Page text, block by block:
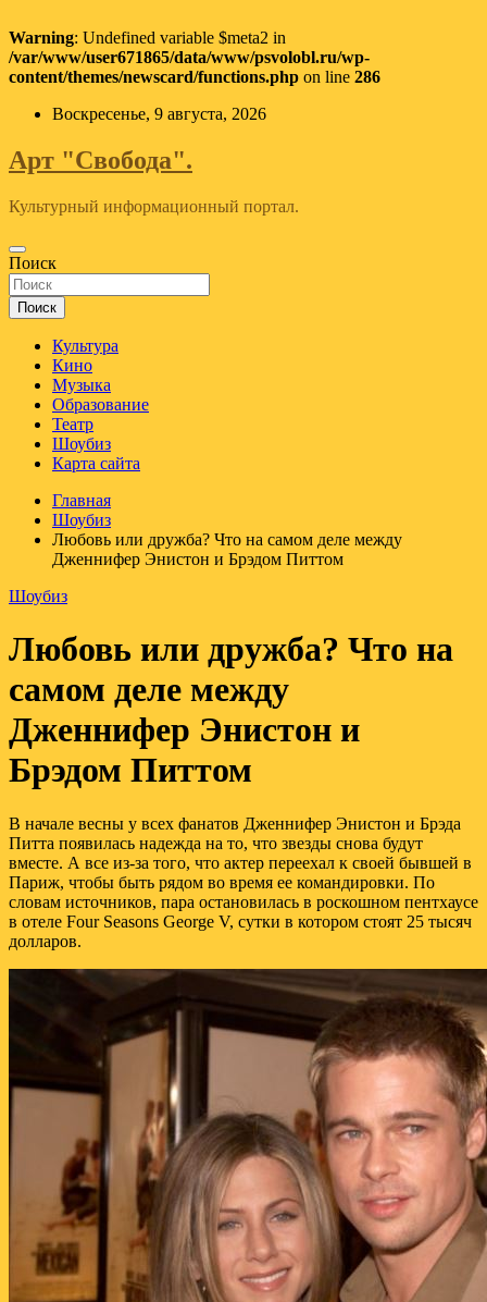
Warning: Undefined variable $meta2 in
/var/www/user671865/data/www/psvolobl.ru/wp-
content/themes/newscard/functions.php on line 286
Перейти
содержимому
Воскресенье, 9 августа, 2026
Арт "Свобода".
Культурный информационный портал.
Поиск
Поиск
Культура
Кино
Музыка
Образование
Театр
Шоубиз
Карта сайта
Главная
Шоубиз
Любовь или дружба? Что на самом деле между
Дженнифер Энистон и Брэдом Питтом
Шоубиз
Любовь или дружба? Что на
самом деле между
Дженнифер Энистон и
Брэдом Питтом
В начале весны у всех фанатов Дженнифер Энистон и Брэда
Питта появилась надежда на то, что звезды снова будут
вместе. А все из-за того, что актер переехал к своей бывшей в
Париж, чтобы быть рядом во время ее командировки. По
словам источников, пара остановилась в роскошном пентхаусе
в отеле Four Seasons George V, сутки в котором стоят 25 тысяч
долларов.